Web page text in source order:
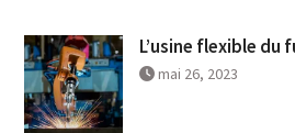
L’usine flexible du
mai 26, 2023